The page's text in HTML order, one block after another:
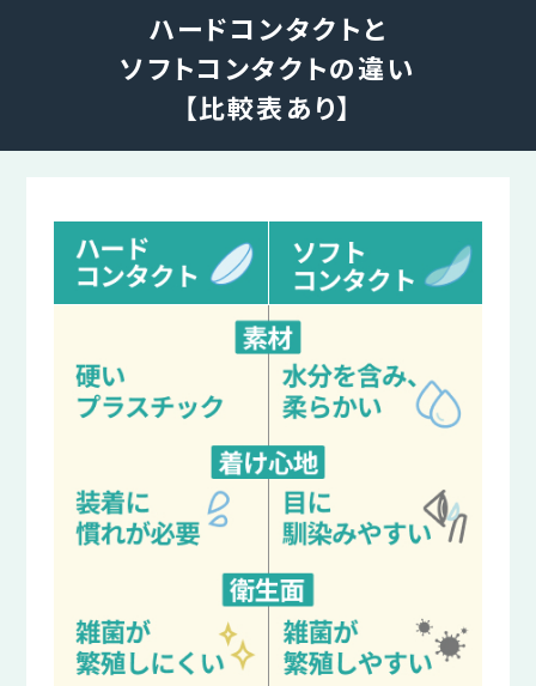
ハードコンタクトと
ソフトコンタクトの違い
【比較表あり】